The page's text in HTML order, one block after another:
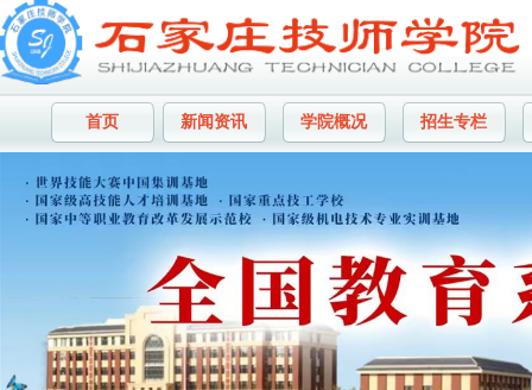
首页 新闻资讯 学院概况 招生专栏